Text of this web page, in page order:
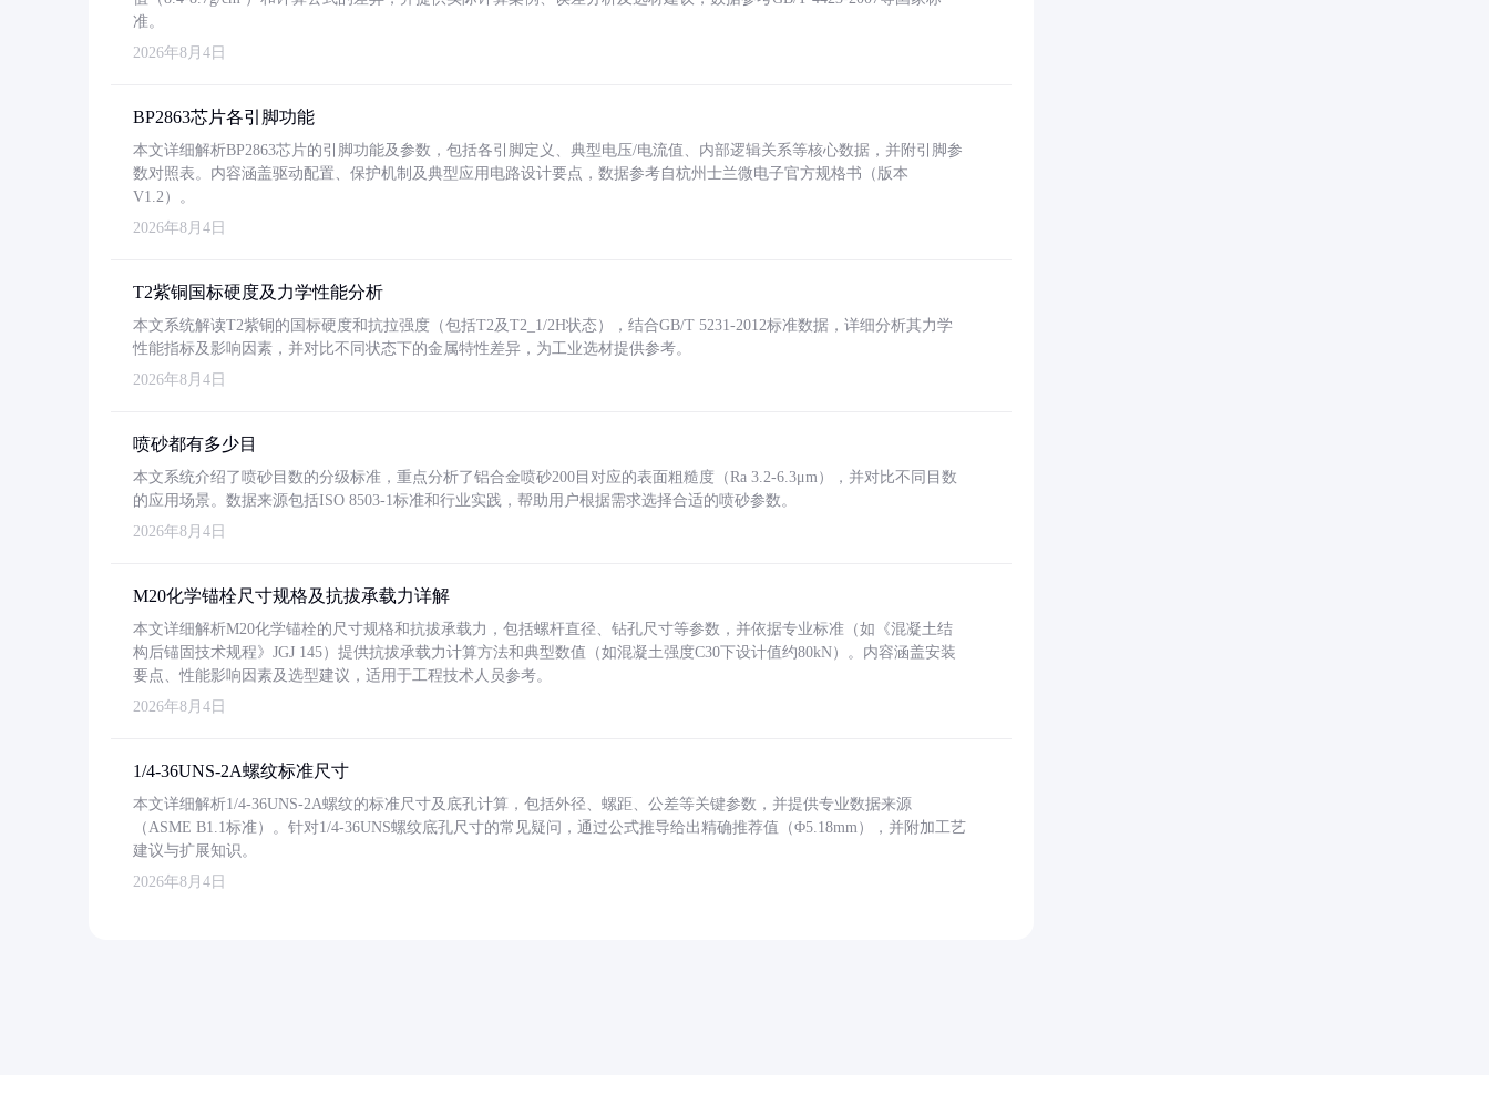
准。
2026年8月4日
BP2863芯片各引脚功能
本文详细解析BP2863芯片的引脚功能及参数，包括各引脚定义、典型电压/电流值、内部逻辑关系等核心数据，并附引脚参
数对照表。内容涵盖驱动配置、保护机制及典型应用电路设计要点，数据参考自杭州士兰微电子官方规格书（版本
V1.2）。
2026年8月4日
T2紫铜国标硬度及力学性能分析
本文系统解读T2紫铜的国标硬度和抗拉强度（包括T2及T2_1/2H状态），结合GB/T 5231-2012标准数据，详细分析其力学
性能指标及影响因素，并对比不同状态下的金属特性差异，为工业选材提供参考。
2026年8月4日
喷砂都有多少目
本文系统介绍了喷砂目数的分级标准，重点分析了铝合金喷砂200目对应的表面粗糙度（Ra 3.2-6.3μm），并对比不同目数
的应用场景。数据来源包括ISO 8503-1标准和行业实践，帮助用户根据需求选择合适的喷砂参数。
2026年8月4日
M20化学锚栓尺寸规格及抗拔承载力详解
本文详细解析M20化学锚栓的尺寸规格和抗拔承载力，包括螺杆直径、钻孔尺寸等参数，并依据专业标准（如《混凝土结
构后锚固技术规程》JGJ 145）提供抗拔承载力计算方法和典型数值（如混凝土强度C30下设计值约80kN）。内容涵盖安装
要点、性能影响因素及选型建议，适用于工程技术人员参考。
2026年8月4日
1/4-36UNS-2A螺纹标准尺寸
本文详细解析1/4-36UNS-2A螺纹的标准尺寸及底孔计算，包括外径、螺距、公差等关键参数，并提供专业数据来源
（ASME B1.1标准）。针对1/4-36UNS螺纹底孔尺寸的常见疑问，通过公式推导给出精确推荐值（Φ5.18mm），并附加工艺
建议与扩展知识。
2026年8月4日